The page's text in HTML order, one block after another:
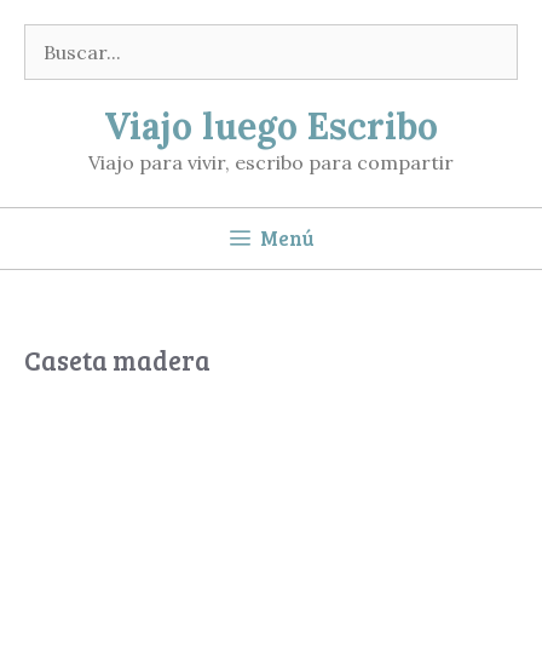
contenido
Buscar:
Viajo luego Escribo
Viajo para vivir, escribo para compartir
Menú
Caseta madera